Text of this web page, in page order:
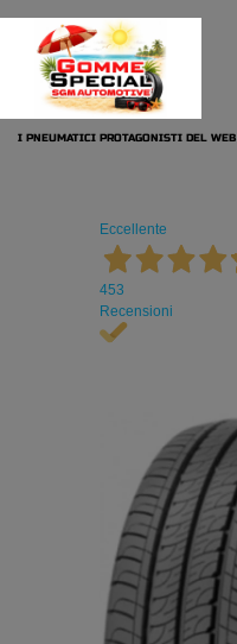
I PNEUMATICI PROTAGONISTI DEL WEB
Eccellente
453
Recensioni